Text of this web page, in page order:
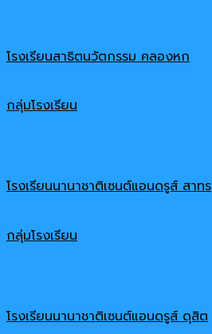
โรงเรียนสาธิตนวัตกรรม คลองหก
กลุ่มโรงเรียน
โรงเรียนนานาชาติเซนต์แอนดรูส์ สาทร
กลุ่มโรงเรียน
โรงเรียนนานาชาติเซนต์แอนดรูส์ ดุสิต